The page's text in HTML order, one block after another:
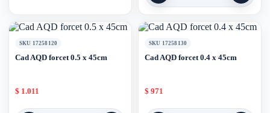
SKU 17258120
Cad AQD forcet 0.5 x 45cm
$ 1.011
SKU 17258130
Cad AQD forcet 0.4 x 45cm
$ 971